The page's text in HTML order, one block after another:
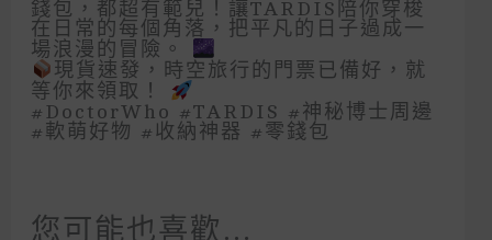
錢包，都超有範兒！讓TARDIS陪你穿梭
在日常的每個角落，把平凡的日子過成一
場浪漫的冒險。
現貨速發，時空旅行的門票已備好，就
等你來領取！
#DoctorWho #TARDIS #神秘博士周邊
#軟萌好物 #收納神器 #零錢包
您可能也喜歡…